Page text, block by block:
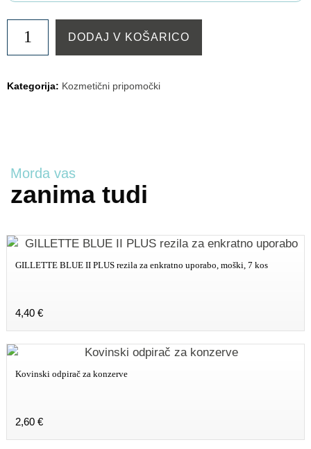
pena
za
classic,
DODAJ V KOŠARICO
Kategorija: Kozmetični pripomočki
Morda vas
zanima tudi
GILLETTE BLUE II PLUS rezila za enkratno uporabo, moški, 7 kos
4,40 €
Kovinski odpirač za konzerve
2,60 €